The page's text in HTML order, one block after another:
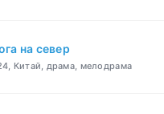
на север
Китай, драма, мелодрама